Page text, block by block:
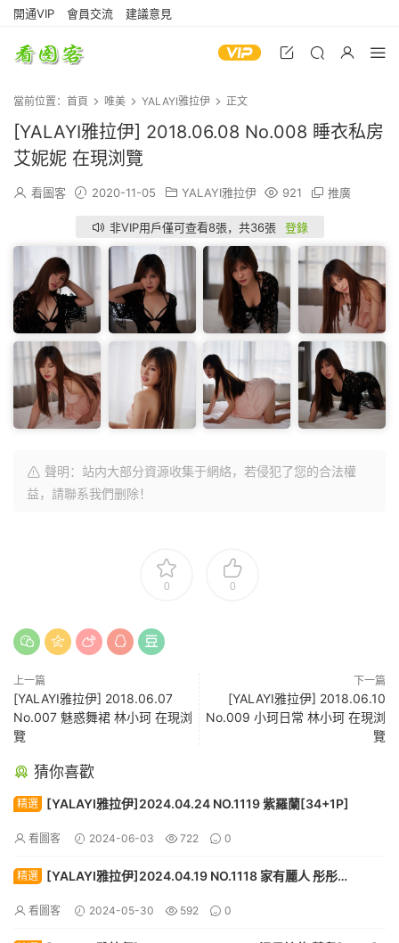
開通VIP 會員交流 建議意見
當前位置： 首頁 唯美 YALAYI雅拉伊 正文
[YALAYI雅拉伊] 2018.06.08 No.008 睡衣私房
艾妮妮 在現浏覽
看圖客 2020-11-05 YALAYI雅拉伊 921 推廣
非VIP用戶僅可查看8張，共36張 登錄
聲明：站内大部分資源收集于網絡，若侵犯了您的合法權
益，請聯系我們删除！
0 0
上一篇
[YALAYI雅拉伊] 2018.06.07
No.007 魅惑舞裙 林小珂 在現浏
覽
下一篇
[YALAYI雅拉伊] 2018.06.10
No.009 小珂日常 林小珂 在現浏
覽
猜你喜歡
精選 [YALAYI雅拉伊]2024.04.24 NO.1119 紫羅蘭[34+1P]
看圖客 2024-06-03 722 0
精選
[YALAYI雅拉伊]2024.04.19 NO.1118 家有麗人 彤彤
看圖客 2024-05-30 592 0